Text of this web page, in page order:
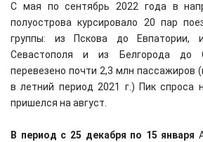
С мая по сентябрь 2022 года в
полуострова курсировало 20 пар
группы: из Пскова до Евпатории,
Севастополя и из Белгорода до
перевезено почти 2,3 млн пассажиров
в летний период 2021 г.) Пик спроса
пришелся на август.
В период с 25 декабря по 15 января